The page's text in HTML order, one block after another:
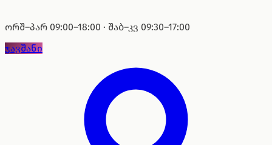
ორშ–პარ 09:00–18:00 · შაბ–კვ 09:30–17:00
ჯავშანი